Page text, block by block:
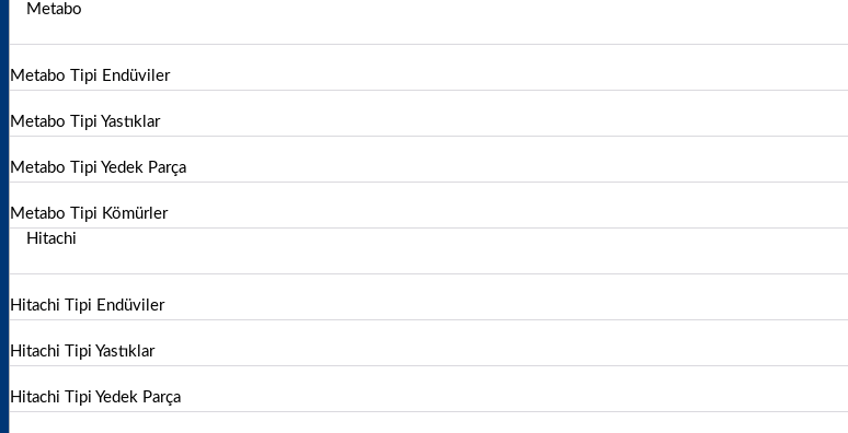
Metabo
Metabo Tipi Endüviler
Metabo Tipi Yastıklar
Metabo Tipi Yedek Parça
Metabo Tipi Kömürler
Hitachi
Hitachi Tipi Endüviler
Hitachi Tipi Yastıklar
Hitachi Tipi Yedek Parça